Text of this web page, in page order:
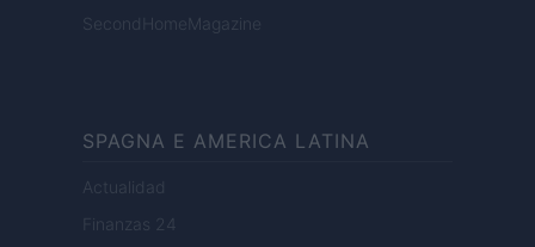
SecondHomeMagazine
SPAGNA E AMERICA LATINA
Actualidad
Finanzas 24